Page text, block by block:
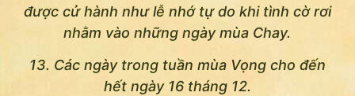
được cử hành như lễ nhớ tự do khi tình cờ rơi
nhằm vào những ngày mùa Chay.
13. Các ngày trong tuần mùa Vọng cho đến
hết ngày 16 tháng 12.